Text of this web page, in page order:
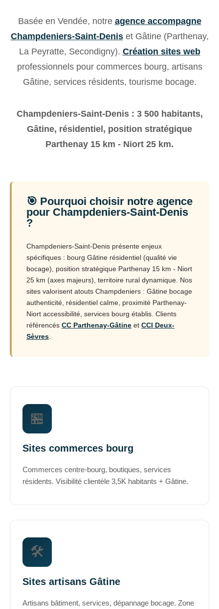
Basée en Vendée, notre agence accompagne
Champdeniers-Saint-Deniset Gâtine (Parthenay,
La Peyratte, Secondigny). Création sites web
professionnels pour commerces bourg, artisans
Gâtine, services résidents, tourisme bocage.
Champdeniers-Saint-Denis : 3 500 habitants,
Gâtine, résidentiel, position stratégique
Parthenay 15 km - Niort 25 km.
🎯 Pourquoi choisir notre agence
pour Champdeniers-Saint-Denis
?
Champdeniers-Saint-Denis présente enjeux
spécifiques : bourg Gâtine résidentiel (qualité vie
bocage), position stratégique Parthenay 15 km - Niort
25 km (axes majeurs), territoire rural dynamique. Nos
sites valorisent atouts Champdeniers : Gâtine bocage
authenticité, résidentiel calme, proximité Parthenay-
Niort accessibilité, services bourg établis. Clients
référencés CC Parthenay-Gâtine et CCI Deux-
Sèvres
🏪
Sites commerces bourg
Commerces centre-bourg, boutiques, services
résidents. Visibilité clientèle 3,5K habitants + Gâtine.
🛠️
Sites artisans Gâtine
Artisans bâtiment, services, dépannage bocage. Zone